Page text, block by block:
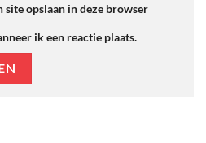
site opslaan in deze browser
ik een reactie plaats.